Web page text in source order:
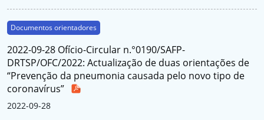
Documentos orientadores
2022-09-28 Ofício-Circular n.°0190/SAFP-
DRTSP/OFC/2022: Actualização de duas orientações de
“Prevenção da pneumonia causada pelo novo tipo de
coronavírus”
2022-09-28